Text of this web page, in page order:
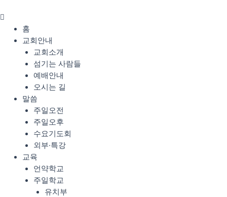
텐
홈
교회안내
교회소개
섬기는 사람들
예배안내
오시는 길
말씀
주일오전
주일오후
수요기도회
외부·특강
교육
언약학교
주일학교
유치부